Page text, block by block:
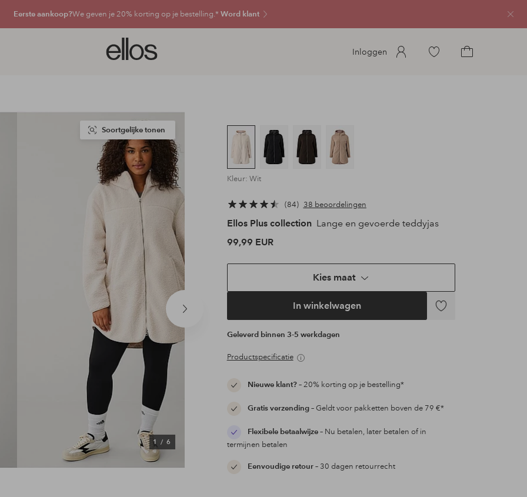
Eerste aankoop?We geven je 20% korting op je bestelling.* Word klant
Ellos
logo
de
voorpagina
Inloggen
Ga
Volgend
1/ 6
Soortgelijke tonen
Kleur: Wit
84 38 beoordelingen
Ellos Plus collection Lange en gevoerde teddyjas
99,99 EUR
Kies maat
In winkelwagen
Toevoegen
Geleverd binnen 3-5 werkdagen
Productspecificatie
Nieuwe klant?– 20% korting op je bestelling*
Gratis verzending– Geldt voor pakketten boven de 79 €*
Flexibele betaalwijze– Nu betalen, later betalen of in
termijnen betalen
Eenvoudige retour– 30 dagen retourrecht